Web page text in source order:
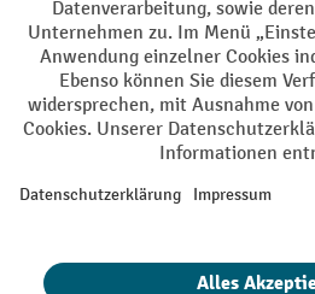
1 von 13